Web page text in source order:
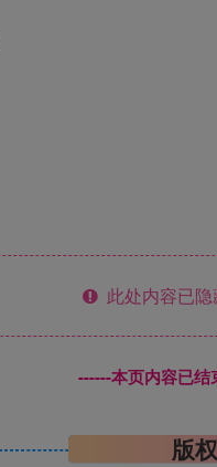
此处内容已
------本页内容已
版